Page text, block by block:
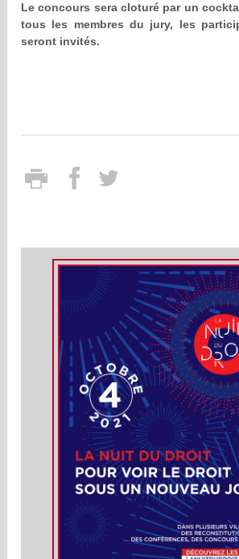
Le concours sera cloturé par un
tous les membres du jury, les
seront invités.